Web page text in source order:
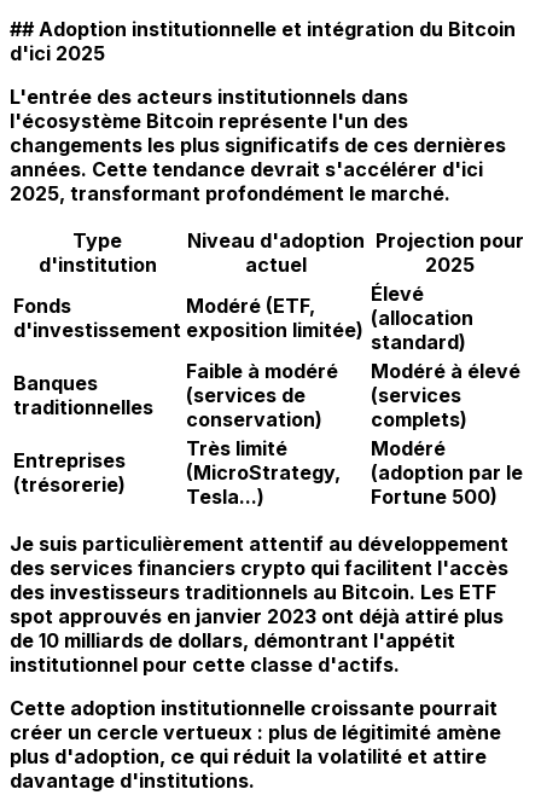
## Adoption institutionnelle et intégration du Bitcoin
d'ici 2025
L'entrée des acteurs institutionnels dans
l'écosystème Bitcoin représente l'un des
changements les plus significatifs de ces dernières
années. Cette tendance devrait s'accélérer d'ici
2025, transformant profondément le marché.
Type
d'institution
Niveau d'adoption
actuel
Projection pour
2025
Fonds
d'investissement
Modéré (ETF,
exposition limitée)
Élevé
(allocation
standard)
Banques
traditionnelles
Faible à modéré
(services de
conservation)
Modéré à élevé
(services
complets)
Entreprises
(trésorerie)
Très limité
(MicroStrategy,
Tesla...)
Modéré
(adoption par le
Fortune 500)
Je suis particulièrement attentif au développement
des services financiers crypto qui facilitent l'accès
des investisseurs traditionnels au Bitcoin. Les ETF
spot approuvés en janvier 2023 ont déjà attiré plus
de 10 milliards de dollars, démontrant l'appétit
institutionnel pour cette classe d'actifs.
Cette adoption institutionnelle croissante pourrait
créer un cercle vertueux : plus de légitimité amène
plus d'adoption, ce qui réduit la volatilité et attire
davantage d'institutions.